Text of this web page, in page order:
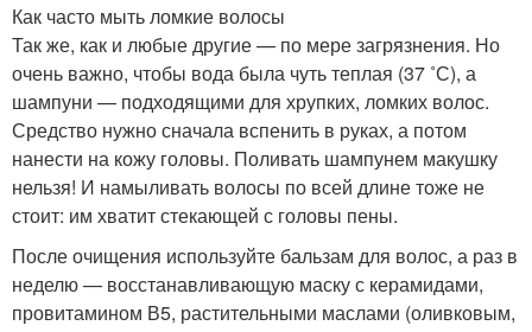
Как часто мыть ломкие волосы
Так же, как и любые другие — по мере загрязнения. Но
очень важно, чтобы вода была чуть теплая (37 ˚С), а
шампуни — подходящими для хрупких, ломких волос.
Средство нужно сначала вспенить в руках, а потом
нанести на кожу головы. Поливать шампунем макушку
нельзя! И намыливать волосы по всей длине тоже не
стоит: им хватит стекающей с головы пены.
После очищения используйте бальзам для волос, а раз в
неделю — восстанавливающую маску с керамидами,
провитамином В5, растительными маслами (оливковым,